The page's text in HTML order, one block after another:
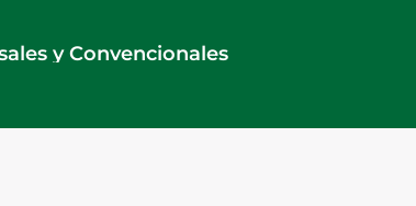
y Convencionales